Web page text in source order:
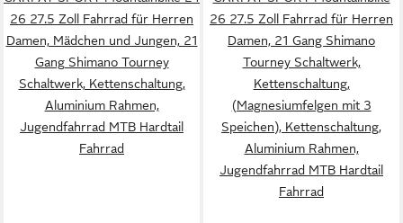
26 27.5 Zoll Fahrrad für Herren
Damen, Mädchen und Jungen, 21
Gang Shimano Tourney
Schaltwerk, Kettenschaltung,
Aluminium Rahmen,
Jugendfahrrad MTB Hardtail
Fahrrad
26 27.5 Zoll Fahrrad für Herren
Damen, 21 Gang Shimano
Tourney Schaltwerk,
Kettenschaltung,
(Magnesiumfelgen mit 3
Speichen), Kettenschaltung,
Aluminium Rahmen,
Jugendfahrrad MTB Hardtail
Fahrrad